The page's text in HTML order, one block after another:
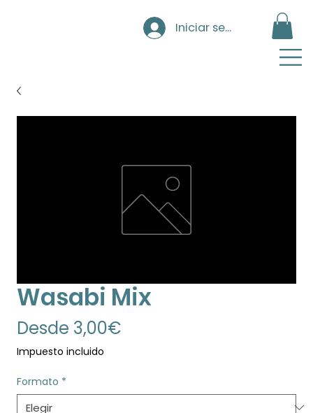
Iniciar sesión
Wasabi Mix
Desde 3,00€Precio
Impuesto incluido
Formato *